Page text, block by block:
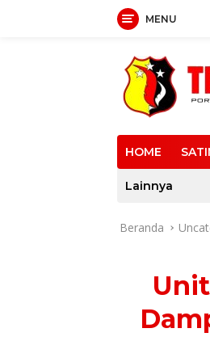
MENU
HOME
Lainnya
Beranda